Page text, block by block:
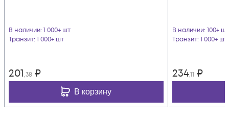
В наличии: 1 000+ шт
Транзит: 1 000+ шт
201,38 ₽
В корзину
В наличии: 100+ шт
Транзит: 1 000+ шт
234,11 ₽